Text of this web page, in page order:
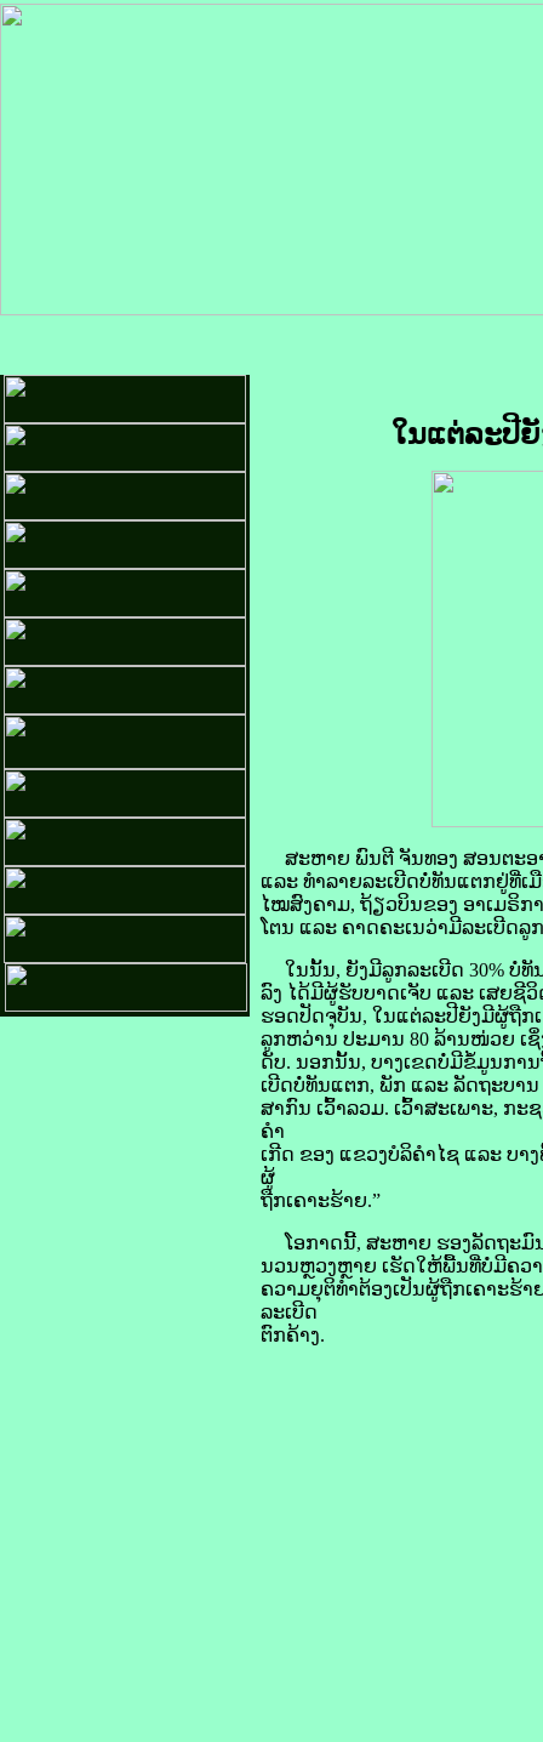
ໃນແຕ່ລະປີ
ສະຫາຍ ພົນຕີ ຈັນທອງ ສອນຕະອ
ແລະ ທຳລາຍລະເບີດບໍ່ທັນແຕກຢູ່ທີ່ເ
ໄໝສົງຄາມ, ຖ້ຽວບິນຂອງ ອາເມຣິກ
ໂຕນ ແລະ ຄາດຄະເນວ່າມີລະເບີດ
ໃນນັ້ນ, ຍັງມີລູກລະເບີດ 30% ບໍ່
ລົງ ໄດ້ມີຜູ້ຮັບບາດເຈັບ ແລະ ເສຍຊີ
ຮອດປັດຈຸບັນ, ໃນແຕ່ລະປີຍັງມີຜູ້ຖືກ
ລູກຫວ່ານ ປະມານ 80 ລ້ານໜ່ວຍ ເ
ດັບ. ນອກນັ້ນ, ບາງເຂດບໍ່ມີຂໍ້ມູນກາ
ເບີດບໍ່ທັນແຕກ, ພັກ ແລະ ລັດຖະບາ
ສາກົນ ເວົ້າລວມ. ເວົ້າສະເພາະ, ກ
ຄໍາ
ເກີດ ຂອງ ແຂວງບໍລິຄໍາໄຊ ແລະ ບ
ຜູ້
ຖືກເຄາະຮ້າຍ.”
ໂອກາດນີ້, ສະຫາຍ ຮອງລັດຖະມົນ
ນວນຫຼວງຫຼາຍ ເຮັດໃຫ້ພື້ນທີ່ບໍ່ມີຄວ
ຄວາມຍຸຕິທໍາຕ້ອງເປັນຜູ້ຖືກເຄາະຮ້
ລະເບີດ
ຕົກຄ້າງ.